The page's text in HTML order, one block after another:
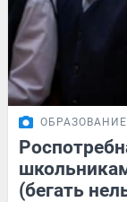
ОБРАЗОВАНИЕ
(бегать